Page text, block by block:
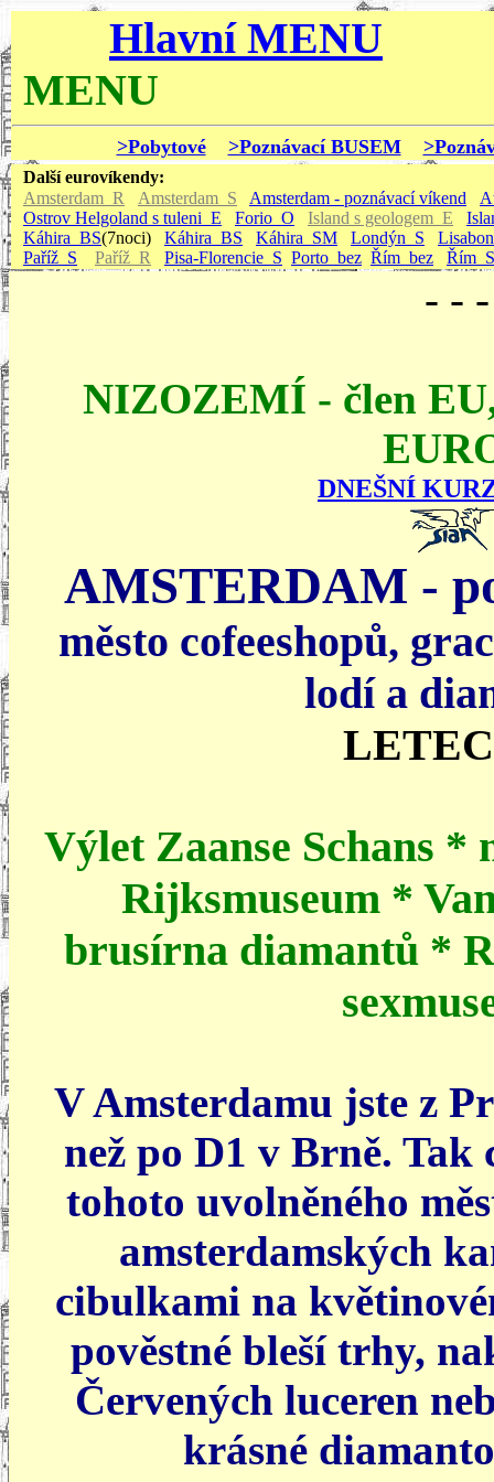
Hlavní MENU
MENU
>Pobytové >Poznávací BUSEM
Další eurovíkendy:
Amsterdam_R
Amsterdam_S Amsterdam - poznávací víkend
Ostrov Helgoland s tuleni_E
Forio_O Island s geologem_E
Káhira_BS(7noci) Káhira_BS Káhira_SM Londýn_S
Paříž_S
Paříž_R Pisa-Florencie_S Porto_bez Řím_bez Řím_S
- - -
NIZOZEMÍ - člen
DNEŠNÍ
AMSTERDAM -
město cofeeshopů,
lodí a
Výlet Zaanse Schans
Rijksmuseum *
brusírna diamantů *
V Amsterdamu jste z
než po D1 v Brně.
tohoto uvolněného
amsterdamských
cibulkami na
pověstné bleší trhy,
Červených luceren
krásné